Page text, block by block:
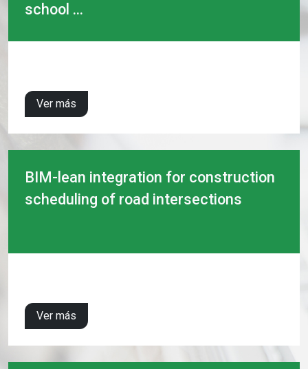
school ...
Ver más
BIM-lean integration for construction
scheduling of road intersections
Ver más